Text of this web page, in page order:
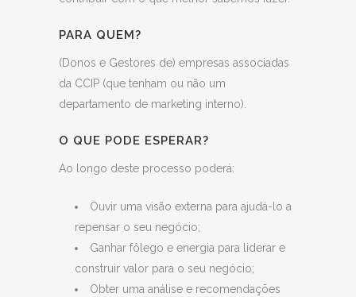
PARA QUEM?
(Donos e Gestores de) empresas associadas
da CCIP (que tenham ou não um
departamento de marketing interno).
O QUE PODE ESPERAR?
Ao longo deste processo poderá:
Ouvir uma visão externa para ajudá-lo a
repensar o seu negócio;
Ganhar fôlego e energia para liderar e
construir valor para o seu negócio;
Obter uma análise e recomendações